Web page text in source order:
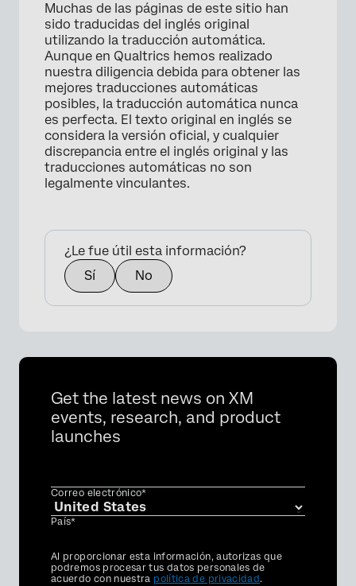
×
Muchas de las páginas de este sitio han
sido traducidas del inglés original
utilizando la traducción automática.
Aunque en Qualtrics hemos realizado
nuestra diligencia debida para obtener las
mejores traducciones automáticas
posibles, la traducción automática nunca
es perfecta. El texto original en inglés se
considera la versión oficial, y cualquier
discrepancia entre el inglés original y las
traducciones automáticas no son
legalmente vinculantes.
¿Le fue útil esta información?
Sí
No
Get the latest news on XM
events, research, and product
launches
Correo electrónico*
País*
Privacy
Optin
Al proporcionar esta información, autorizas que
podremos procesar tus datos personales de
acuerdo con nuestra política de privacidad.